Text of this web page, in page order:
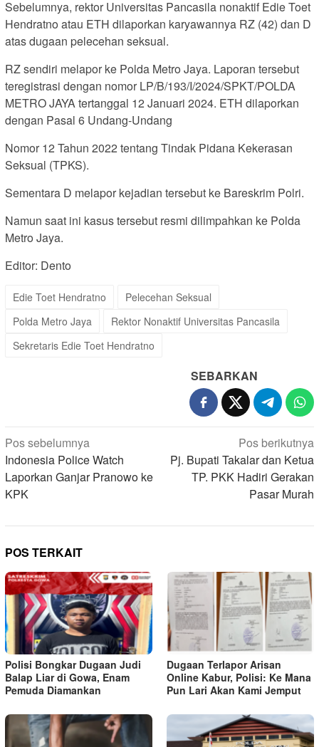
Sebelumnya, rektor Universitas Pancasila nonaktif Edie Toet
Hendratno atau ETH dilaporkan karyawannya RZ (42) dan D
atas dugaan pelecehan seksual.
RZ sendiri melapor ke Polda Metro Jaya. Laporan tersebut
teregistrasi dengan nomor LP/B/193/I/2024/SPKT/POLDA
METRO JAYA tertanggal 12 Januari 2024. ETH dilaporkan
dengan Pasal 6 Undang-Undang
Nomor 12 Tahun 2022 tentang Tindak Pidana Kekerasan
Seksual (TPKS).
Sementara D melapor kejadian tersebut ke Bareskrim Polri.
Namun saat ini kasus tersebut resmi dilimpahkan ke Polda
Metro Jaya.
Editor: Dento
Edie Toet Hendratno
Pelecehan Seksual
Polda Metro Jaya
Rektor Nonaktif Universitas Pancasila
Sekretaris Edie Toet Hendratno
SEBARKAN
Navigasi
pos
Pos sebelumnya
Indonesia Police Watch
Laporkan Ganjar Pranowo ke
KPK
Pos berikutnya
Pj. Bupati Takalar dan Ketua
TP. PKK Hadiri Gerakan
Pasar Murah
POS TERKAIT
Polisi Bongkar Dugaan Judi
Balap Liar di Gowa, Enam
Pemuda Diamankan
Dugaan Terlapor Arisan
Online Kabur, Polisi: Ke Mana
Pun Lari Akan Kami Jemput